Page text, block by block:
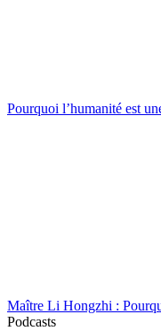
Pourquoi l’humanité est
Maître Li Hongzhi :
Podcasts